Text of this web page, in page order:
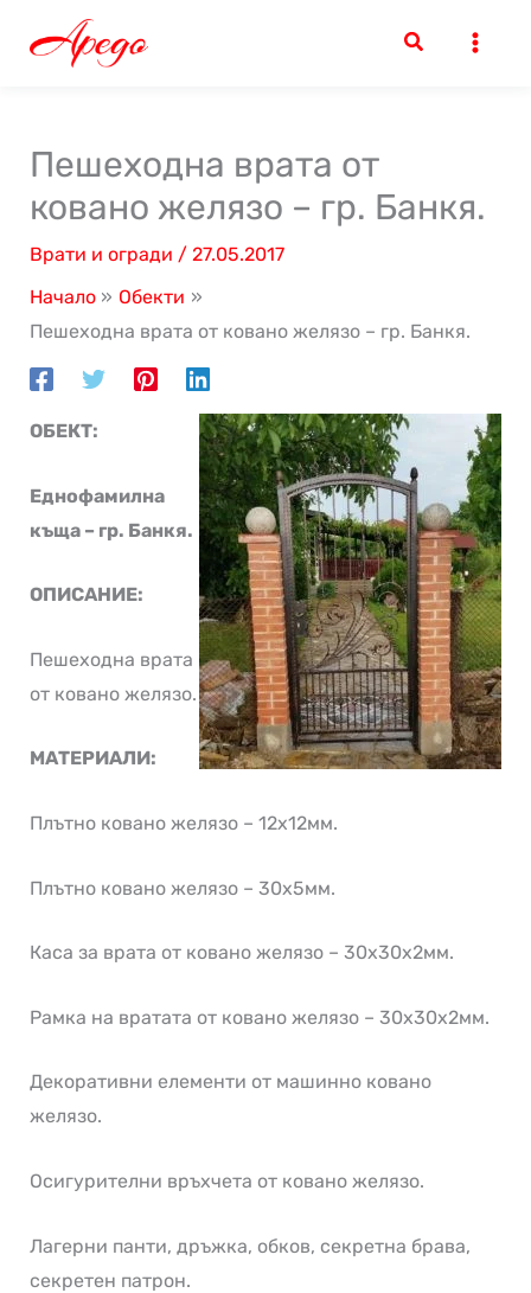
Пешеходна врата от
ковано желязо – гр. Банкя.
Врати и огради / 27.05.2017
Начало
Обекти
Пешеходна врата от ковано желязо – гр. Банкя.
ОБЕКТ:
Еднофамилна
къща – гр. Банкя.
ОПИСАНИЕ:
Пешеходна врата
от ковано желязо.
МАТЕРИАЛИ:
Плътно ковано желязо – 12х12мм.
Плътно ковано желязо – 30х5мм.
Каса за врата от ковано желязо – 30х30х2мм.
Рамка на вратата от ковано желязо – 30х30х2мм.
Декоративни елементи от машинно ковано
желязо.
Осигурителни връхчета от ковано желязо.
Лагерни панти, дръжка, обков, секретна брава,
секретен патрон.